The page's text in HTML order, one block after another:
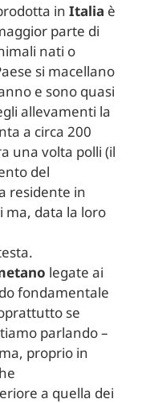
in Italia è
parte di
nati o
si macellano
e sono quasi
allevamenti la
a circa 200
una volta polli (il
del
residente in
ma, data la loro
legate ai
fondamentale
se
parlando –
proprio in
a quella dei